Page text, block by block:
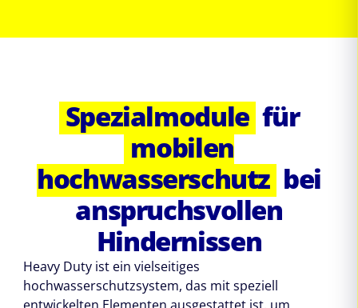
Spezialmodule für
mobilen
hochwasserschutz bei
anspruchsvollen
Hindernissen
Heavy Duty ist ein vielseitiges
hochwasserschutzsystem, das mit speziell
entwickelten Elementen ausgestattet ist, um